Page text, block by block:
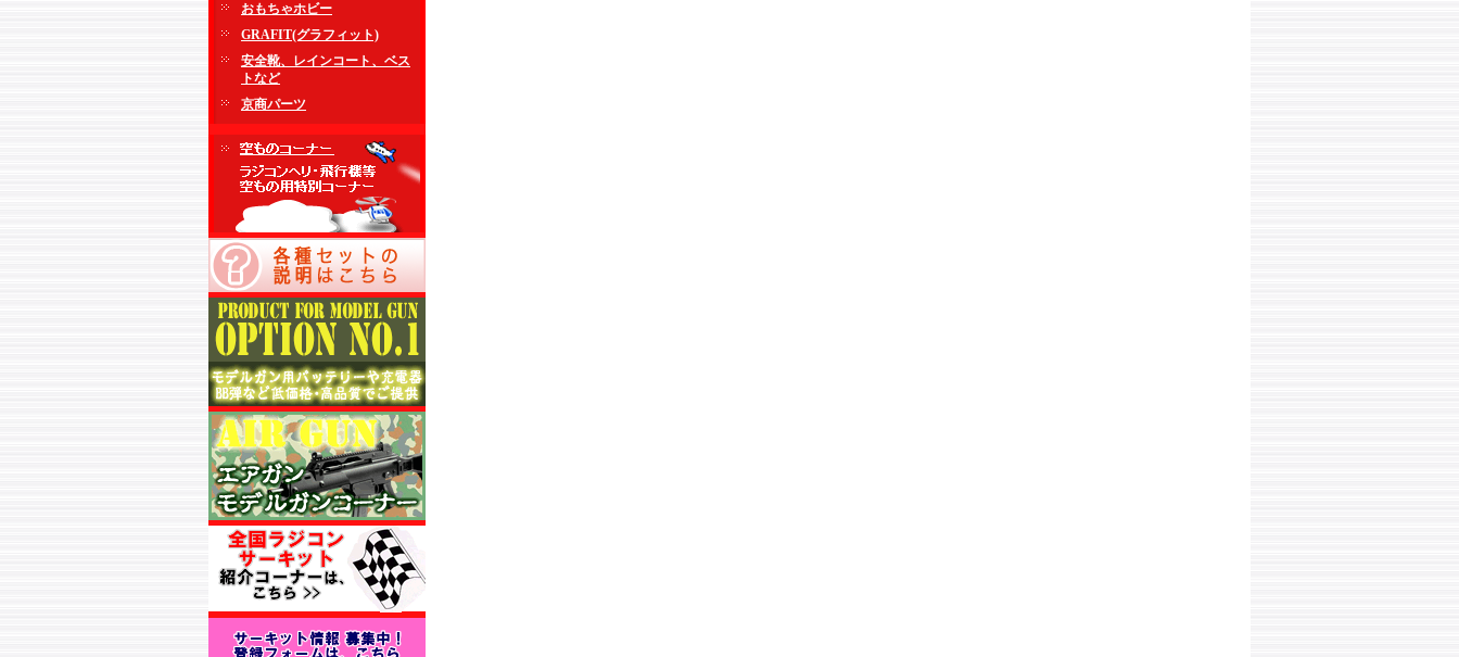
おもちゃホビー
GRAFIT(グラフィット)
安全靴、レインコート、ベス
トなど
京商パーツ